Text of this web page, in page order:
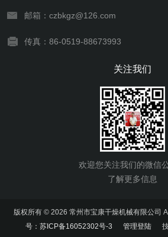
邮箱：czbkgz@126.com
传真：86-0519-88673993
关注我们
欢迎您关注我们的微信
了解更多信息
版权所有 © 2026 常州市宝康干燥机械有限公
号：苏ICP备16052302号-3
管理登陆技